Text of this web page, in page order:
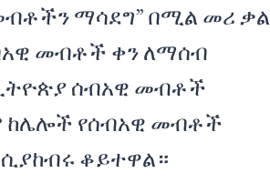
ማሳደግ” በሚል መሪ ቃል
መብቶች ቀን ለማሰብ
ሰብአዊ መብቶች
የሰብአዊ መብቶች
ቆይተዋል።